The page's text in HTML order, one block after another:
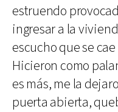
estruendo
ingresar a la
escucho que se
Hicieron como
es más, me la
puerta abierta,